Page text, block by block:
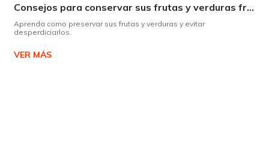
Consejos para conservar sus frutas y verduras frescas por más tiempo
Aprenda como preservar sus frutas y verduras y evitar
desperdiciarlos.
VER MÁS